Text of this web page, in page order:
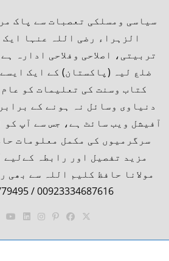
سیاسی ومسلکی تعصبات سے پاک
الزہراء رضی اللہ عنہا
تربیتی، اصلاحی وفلاحی ادارہ
ضلع لیہ (پاکستان) کے ایک
کتاب وسنت کی تعلیمات کو
دنیاوی وسائل نہ ہونے کے
آفیشل ویب سائٹ ہے، جس سے آپ
سرگرمیوں کی مکمل معلومات
مزید تفصیل اور رابطہ کےلیے
مولانا حافظ کلیم اللہ سے بھی
00923334687616 / 00923010779495